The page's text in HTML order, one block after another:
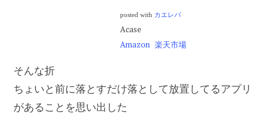
posted with カエレバ
Acase
Amazon 楽天市場
そんな折
ちょいと前に落とすだけ落として放置してるアプリ
があることを思い出した